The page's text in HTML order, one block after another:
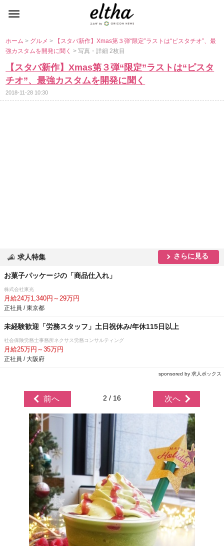
ホーム> グルメ>
【スタバ新作】Xmas第３弾“限定”ラストは“ピスタチオ”、最
強カスタムを開発に聞く> 写真・詳細 2枚目
【スタバ新作】Xmas第３弾“限定”ラストは“ピスタ
チオ”、最強カスタムを開発に聞く
2018-11-28 10:30
求人特集 さらに見る
お菓子パッケージの「商品仕入れ」
株式会社東光
月給24万1,340円～29万円
正社員 / 東京都
未経験歓迎「労務スタッフ」土日祝休み/年休115日以上
社会保険労務士事務所ネクサス労務コンサルティング
月給25万円～35万円
正社員 / 大阪府
sponsored by 求人ボックス
前へ 2 / 16 次へ